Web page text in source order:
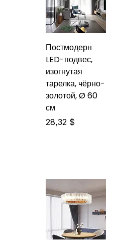
Постмодерн
LED-подвес,
изогнутая
тарелка, чёрно-
золотой, Ø 60
см
Цена
28,32 $